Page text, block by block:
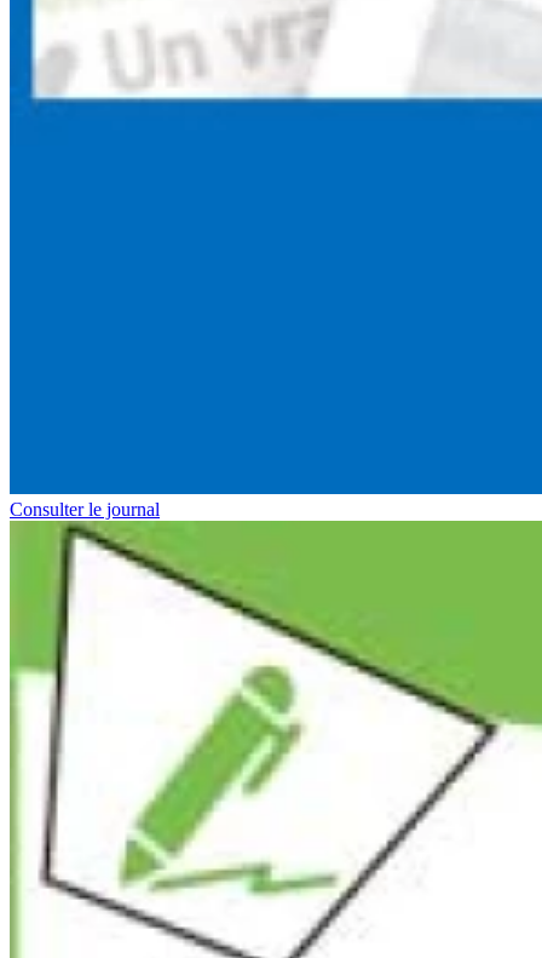
Consulter le journal